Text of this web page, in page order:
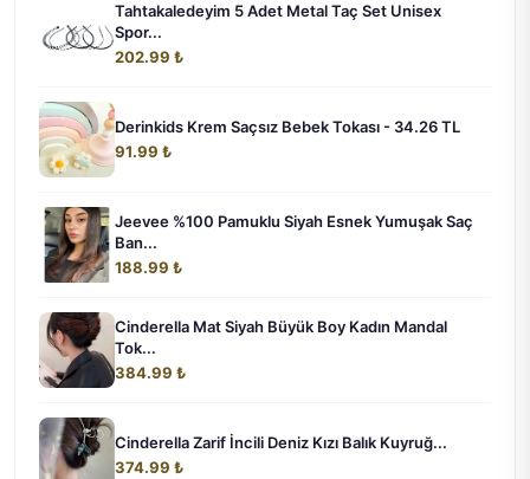
Tahtakaledeyim 5 Adet Metal Taç Set Unisex
Spor...
202.99 ₺
Derinkids Krem Saçsız Bebek Tokası - 34.26 TL
91.99 ₺
Jeevee %100 Pamuklu Siyah Esnek Yumuşak Saç
Ban...
188.99 ₺
Cinderella Mat Siyah Büyük Boy Kadın Mandal
Tok...
384.99 ₺
Cinderella Zarif İncili Deniz Kızı Balık Kuyruğ...
374.99 ₺